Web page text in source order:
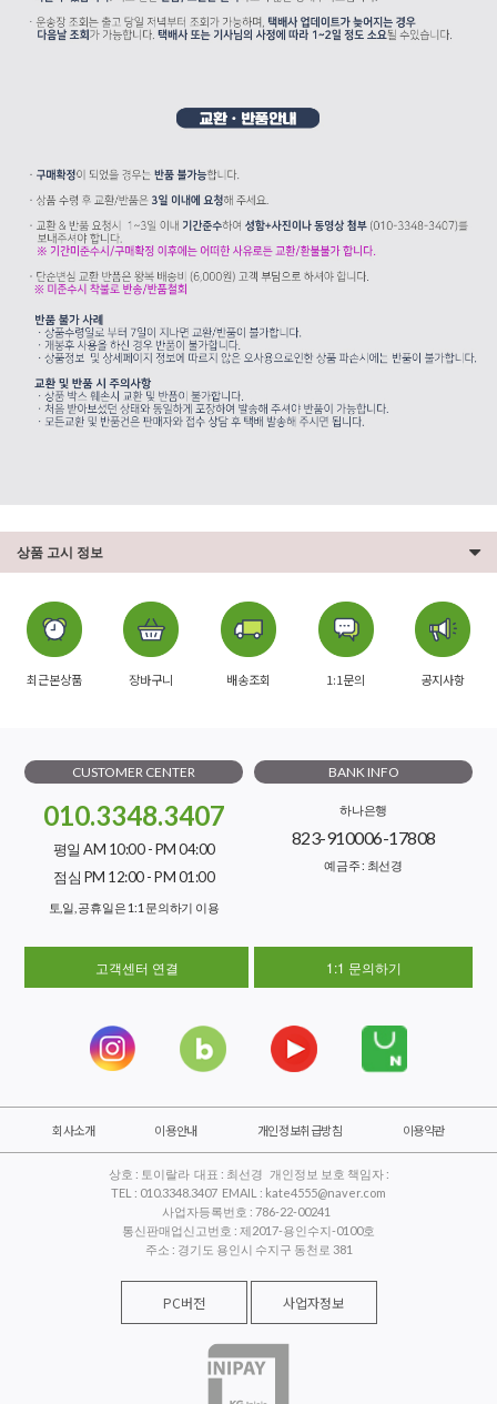
상품 고시 정보
최근본상품 장바구니 배송조회 1:1문의 공지사항
CUSTOMER CENTER
010.3348.3407
평일 AM 10:00 - PM 04:00
점심 PM 12:00 - PM 01:00
토,일, 공휴일은 1:1 문의하기 이용
BANK INFO
하나은행
823-910006-17808
예금주 : 최선경
고객센터 연결 1:1 문의하기
회사소개 이용안내 개인정보취급방침 이용약관
상호 : 토이랄라 대표 : 최선경 개인정보 보호 책임자 :
TEL : 010.3348.3407 EMAIL : kate4555@naver.com
사업자등록번호 : 786-22-00241
통신판매업신고번호 : 제2017-용인수지-0100호
주소 : 경기도 용인시 수지구 동천로 381
PC버전 사업자정보